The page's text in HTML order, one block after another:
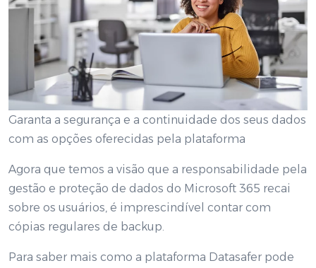
Garanta a segurança e a continuidade dos seus dados
com as opções oferecidas pela plataforma
Agora que temos a visão que a responsabilidade pela
gestão e proteção de dados do Microsoft 365 recai
sobre os usuários, é imprescindível contar com
cópias regulares de backup.
Para saber mais como a plataforma Datasafer pode